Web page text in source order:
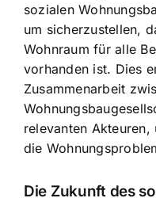
sozialen
um sicherzustellen,
Wohnraum für alle
vorhanden ist. Dies
Zusammenarbeit
relevanten
die
Die Zukunft des